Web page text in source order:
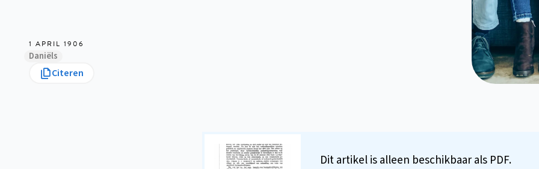
1 APRIL 1906
Daniëls
Citeren
Dit artikel is alleen beschikbaar als PDF.